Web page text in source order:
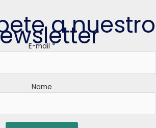
a nuestro
E-mail *
Name